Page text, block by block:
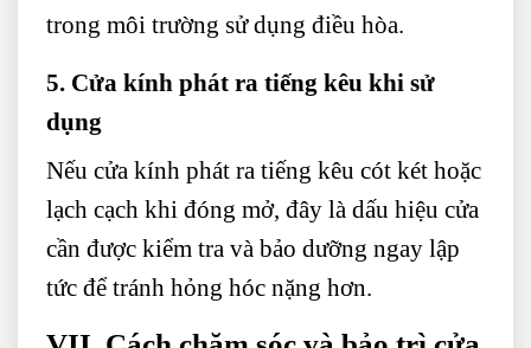
trong môi trường sử dụng điều hòa.
5. Cửa kính phát ra tiếng kêu khi sử
dụng
Nếu cửa kính phát ra tiếng kêu cót két hoặc
lạch cạch khi đóng mở, đây là dấu hiệu cửa
cần được kiểm tra và bảo dưỡng ngay lập
tức để tránh hỏng hóc nặng hơn.